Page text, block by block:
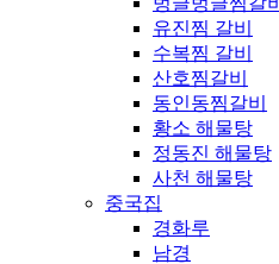
유진찜 갈비
수복찜 갈비
산호찜갈비
동인동찜갈비
황소 해물탕
정동진 해물탕
사천 해물탕
중국집
경화루
남경